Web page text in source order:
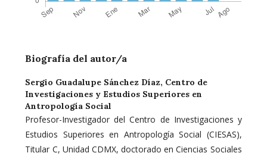
Biografía del autor/a
Sergio Guadalupe Sánchez Díaz, Centro de
Investigaciones y Estudios Superiores en
Antropología Social
Profesor-Investigador del Centro de Investigaciones y
Estudios Superiores en Antropología Social (CIESAS),
Titular C, Unidad CDMX, doctorado en Ciencias Sociales